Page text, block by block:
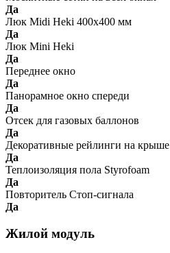
Да
Люк Midi Heki 400x400 мм
Да
Люк Mini Heki
Да
Переднее окно
Да
Панорамное окно спереди
Да
Отсек для газовых баллонов
Да
Декоративные рейлинги на крыше
Да
Теплоизоляция пола Styrofoam
Да
Повторитель Стоп-сигнала
Да
Жилой модуль